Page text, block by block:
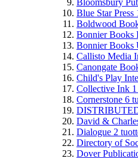
Blue Star Press
Boldwood
Bonnier Books
Bonnier Books
Callisto Media
Canongate
Child's Play
Collective Ink 1
Cornerstone 6
David &
Dialogue 2
Directory of
Dover